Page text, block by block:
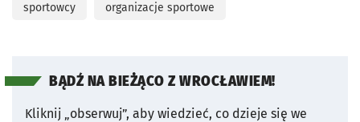
sportowcy organizacje sportowe
BĄDŹ NA BIEŻĄCO Z WROCŁAWIEM!
Kliknij „obserwuj”, aby wiedzieć, co dzieje się we